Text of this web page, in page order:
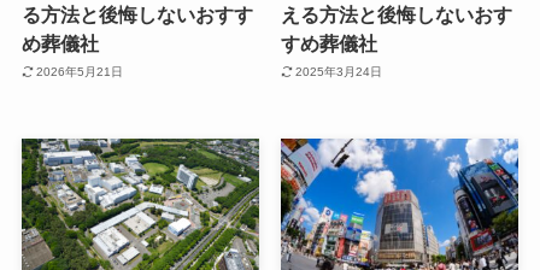
る方法と後悔しないおすす
め葬儀社
2026年5月21日
える方法と後悔しないおす
すめ葬儀社
2025年3月24日